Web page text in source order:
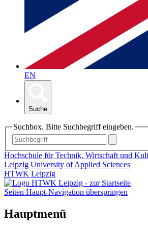
EN
Suche
Suchbox. Bitte Suchbegriff eingeben.
Hochschule für Technik, Wirtschaft und
Leipzig University of Applied Sciences
HTWK Leipzig
Seiten Haupt-Navigation überspringen
Hauptmenü